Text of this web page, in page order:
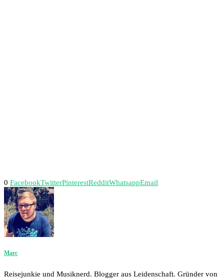
0 FacebookTwitterPinterestRedditWhatsappEmail
Marc
Reisejunkie und Musiknerd. Blogger aus Leidenschaft. Gründer von